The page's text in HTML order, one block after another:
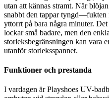
utan att kännas stramt. När
snabbt den tappar tyngd—fukten
yttorrt på bara några minuter.
lockar små badare, men den
storleksbegränsningen kan vara
utanför storleksspannet.
Funktioner och prestanda
I vardagen är Playshoes UV-